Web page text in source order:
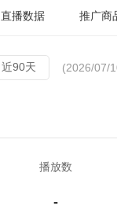
直播数据 推广商
近90天 (2026/07/
播放数
-